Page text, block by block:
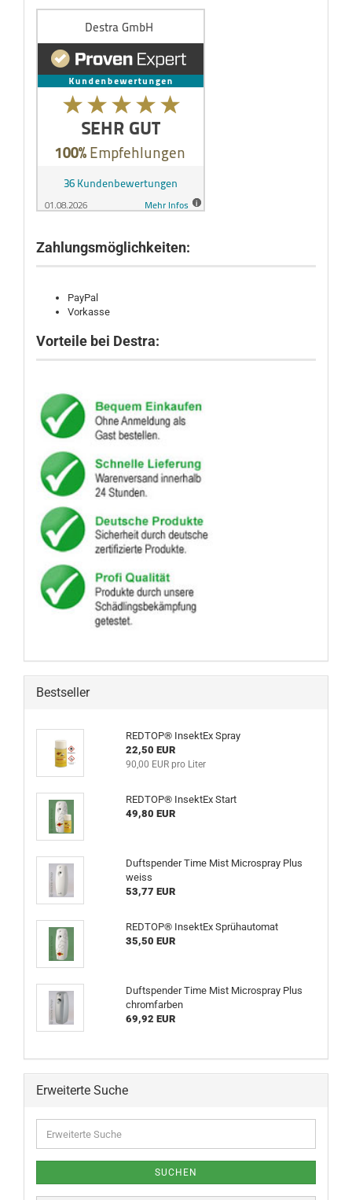
Zahlungsmöglichkeiten:
PayPal
Vorkasse
Vorteile bei Destra:
Bestseller
REDTOP® InsektEx Spray
22,50 EUR
90,00 EUR pro Liter
REDTOP® InsektEx Start
49,80 EUR
Duftspender Time Mist Microspray Plus
weiss
53,77 EUR
REDTOP® InsektEx Sprühautomat
35,50 EUR
Duftspender Time Mist Microspray Plus
chromfarben
69,92 EUR
Erweiterte Suche
SUCHEN